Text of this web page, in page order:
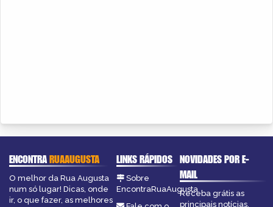
ENCONTRARUAAUGUSTA
O melhor da Rua Augusta
num só lugar! Dicas, onde
ir, o que fazer, as melhores
LINKS RÁPIDOS
Sobre
EncontraRuaAugusta
NOVIDADES POR E-
MAIL
Receba grátis as
principais notícias,